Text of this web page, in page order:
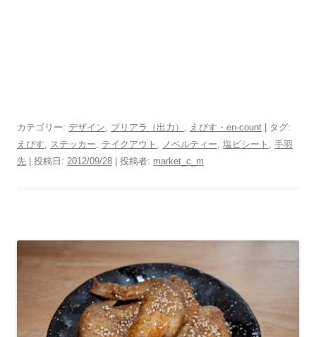
カテゴリー: デザイン プリアラ（出力） えびす・en-count | タグ:
えびす
ステッカー テイクアウト ノベルティー 塩ビシート
手羽
先 | 投稿日: 2012/09/28 投稿者: market_c_m